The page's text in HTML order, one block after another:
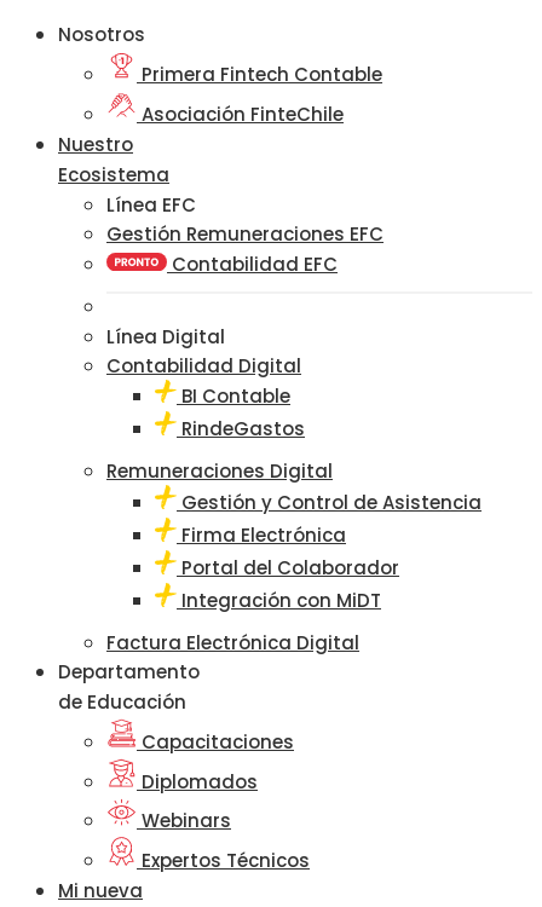
Nosotros
Primera Fintech Contable
Asociación FinteChile
Nuestro
Ecosistema
Línea EFC
Gestión Remuneraciones EFC
Contabilidad EFC
Línea Digital
Contabilidad Digital
BI Contable
RindeGastos
Remuneraciones Digital
Gestión y Control de Asistencia
Firma Electrónica
Portal del Colaborador
Integración con MiDT
Factura Electrónica Digital
Departamento
de Educación
Capacitaciones
Diplomados
Webinars
Expertos Técnicos
Mi nueva